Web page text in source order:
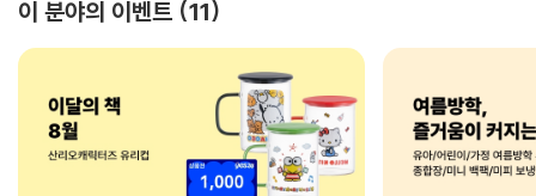
이 분야의 이벤트 11